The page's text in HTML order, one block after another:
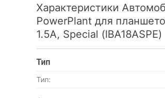
Характеристики
PowerPlant для
1.5A, Special (IBA18ASPE)
Тип
Тип: